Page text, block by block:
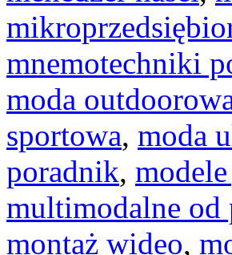
mnemotechniki
moda
sportowa, moda
poradnik,
multimodalne od
montaż wideo,